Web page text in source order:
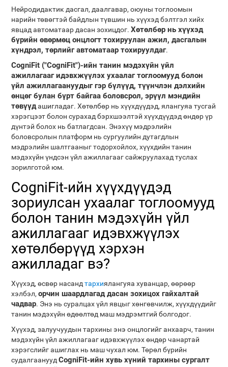
Нейродидактик дасгал, даалгавар, оюуны тоглоомын
нарийн төвөгтэй байдлын түвшин нь хүүхэд бэлтгэл хийх
явцад автоматаар дасан зохицдог.Хөтөлбөр нь хүүхэд
бүрийн өвөрмөц онцлогт тохируулан ажил, дасгалын
хүндрэл, төрлийг автоматаар тохируулдаг.
CogniFit ("CogniFit")-ийн танин мэдэхүйн үйл
ажиллагааг идэвхжүүлэх ухаалаг тоглоомууд болон
үйл ажиллагаануудыг гэр бүлүүд, түүнчлэн дэлхийн
өнцөг булан бүрт байгаа боловсрол, эрүүл мэндийн
төвүүдашигладаг. Хөтөлбөр нь хүүхдүүдэд, ялангуяа тусгай
хэрэгцээт болон сурахад бэрхшээлтэй хүүхдүүдэд өндөр үр
дүнтэй болох нь батлагдсан. Энэхүү мэдрэлийн
боловсролын платформ нь сургуулийн дутагдлын
мэдрэлийн шалтгааныг тодорхойлох, хүүхдийн танин
мэдэхүйн үндсэн үйл ажиллагааг сайжруулахад туслах
зорилготой юм.
CogniFit-ийн хүүхдүүдэд
зориулсан ухаалаг тоглоомууд
болон танин мэдэхүйн үйл
ажиллагааг идэвхжүүлэх
хөтөлбөрүүд хэрхэн
ажилладаг вэ?
Хүүхэд, өсвөр насандтархиялангуяа хуванцар, өөрөөр
хэлбэл,орчин шаардлагад дасан зохицох гайхалтай
чадвар. Энэ нь суралцах үйл явцыг хөнгөвчилж, хүүхдүүдийг
танин мэдэхүйн өдөөлтөд маш мэдрэмтгий болгодог.
Хүүхэд, залуучуудын тархины энэ онцлогийг анхаарч, танин
мэдэхүйн үйл ажиллагааг идэвхжүүлэх өндөр чанартай
хэрэгслийг ашиглах нь маш чухал юм. Төрөл бүрийн
судалгаануудCogniFit-ийн хувь хүний ​​тархины сургалт